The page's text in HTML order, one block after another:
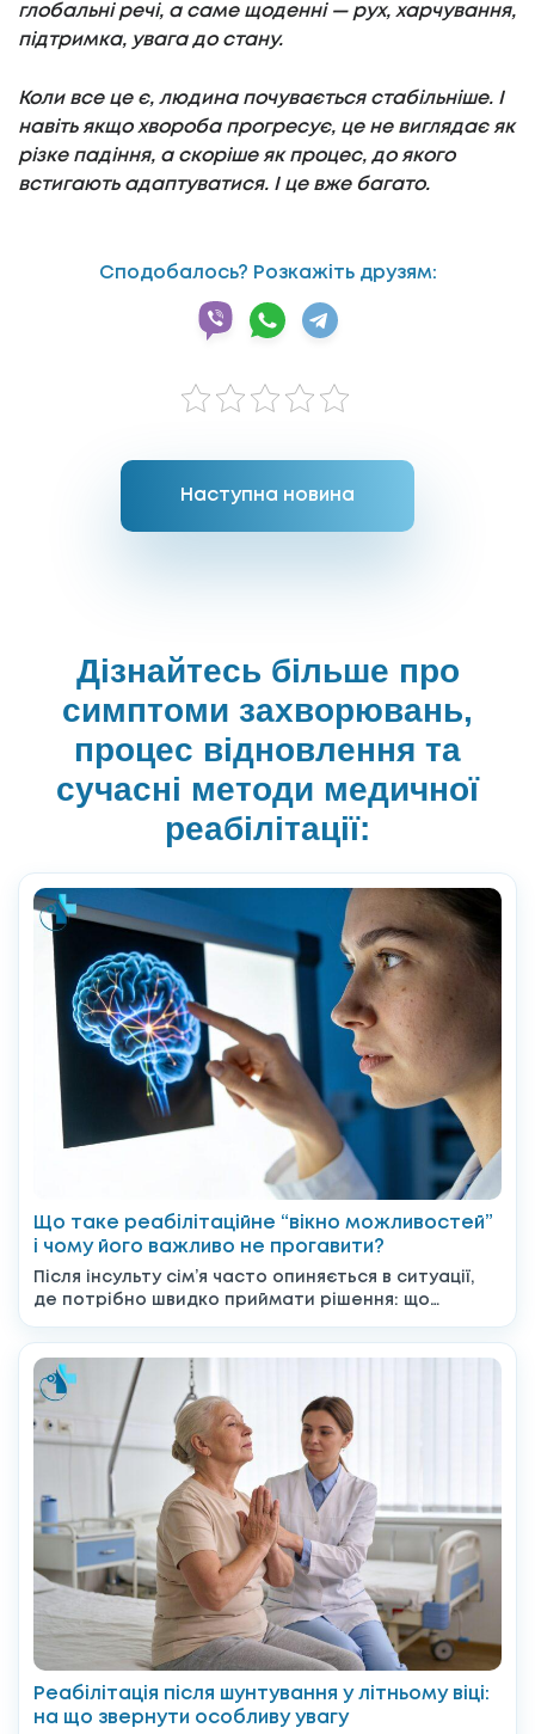
глобальні речі, а саме щоденні — рух, харчування,
підтримка, увага до стану.
Коли все це є, людина почувається стабільніше. І
навіть якщо хвороба прогресує, це не виглядає як
різке падіння, а скоріше як процес, до якого
встигають адаптуватися. І це вже багато.
Сподобалось? Розкажіть друзям:
Наступна новина
Дізнайтесь більше про
симптоми захворювань,
процес відновлення та
сучасні методи медичної
реабілітації:
Що таке реабілітаційне “вікно можливостей”
і чому його важливо не прогавити?
Після інсульту сім’я часто опиняється в ситуації,
де потрібно швидко приймати рішення: що
робити далі, до...
Реабілітація після шунтування у літньому віці:
на що звернути особливу увагу